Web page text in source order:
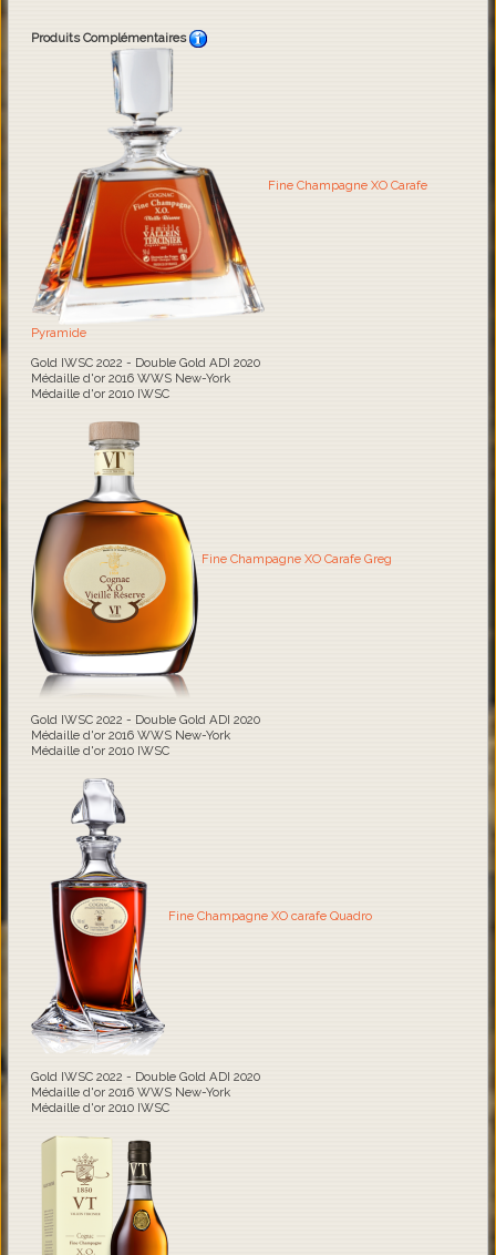
Produits Complémentaires
Fine Champagne XO Carafe
Pyramide
Gold IWSC 2022 - Double Gold ADI 2020
Médaille d'or 2016 WWS New-York
Médaille d'or 2010 IWSC
Fine Champagne XO Carafe Greg
Gold IWSC 2022 - Double Gold ADI 2020
Médaille d'or 2016 WWS New-York
Médaille d'or 2010 IWSC
Fine Champagne XO carafe Quadro
Gold IWSC 2022 - Double Gold ADI 2020
Médaille d'or 2016 WWS New-York
Médaille d'or 2010 IWSC